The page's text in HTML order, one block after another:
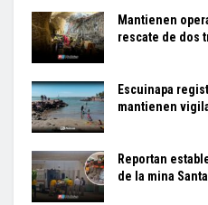
Mantienen
rescate de dos
Escuinapa
mantienen
Reportan
de la mina